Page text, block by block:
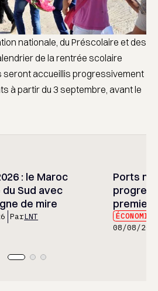
nationale, du Préscolaire et des
de la rentrée scolaire
seront accueillis progressivement
à partir du 3 septembre, avant le
: le Maroc
du Sud avec
de mire
ParLNT
Ports
premier
08/08/